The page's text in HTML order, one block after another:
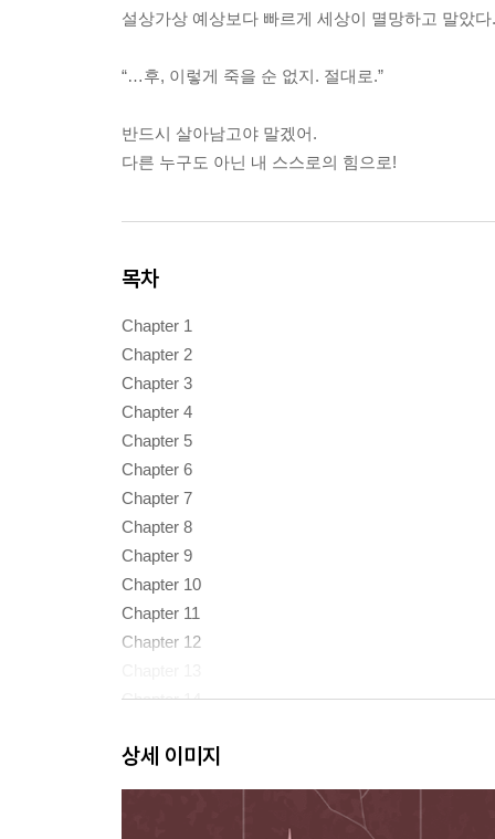
설상가상 예상보다 빠르게 세상이 멸망하고 말았다.
“…후, 이렇게 죽을 순 없지. 절대로.”
반드시 살아남고야 말겠어.
다른 누구도 아닌 내 스스로의 힘으로!
목차
Chapter 1
Chapter 2
Chapter 3
Chapter 4
Chapter 5
Chapter 6
Chapter 7
Chapter 8
Chapter 9
Chapter 10
Chapter 11
Chapter 12
Chapter 14
상세 이미지